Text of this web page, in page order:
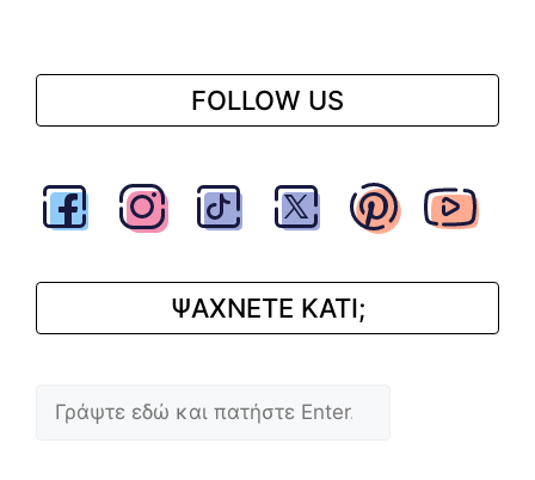
FOLLOW US
ΨΑΧΝΕΤΕ ΚΑΤΙ;